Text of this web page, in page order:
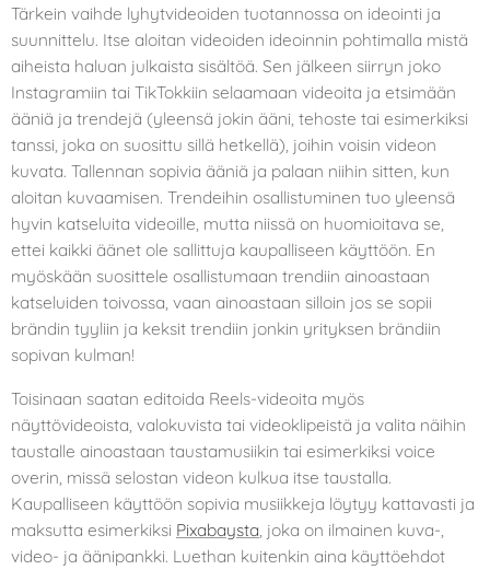
Tärkein vaihde lyhytvideoiden tuotannossa on ideointi ja
suunnittelu. Itse aloitan videoiden ideoinnin pohtimalla mistä
aiheista haluan julkaista sisältöä. Sen jälkeen siirryn joko
Instagramiin tai TikTokkiin selaamaan videoita ja etsimään
ääniä ja trendejä (yleensä jokin ääni, tehoste tai esimerkiksi
tanssi, joka on suosittu sillä hetkellä), joihin voisin videon
kuvata. Tallennan sopivia ääniä ja palaan niihin sitten, kun
aloitan kuvaamisen. Trendeihin osallistuminen tuo yleensä
hyvin katseluita videoille, mutta niissä on huomioitava se,
ettei kaikki äänet ole sallittuja kaupalliseen käyttöön. En
myöskään suosittele osallistumaan trendiin ainoastaan
katseluiden toivossa, vaan ainoastaan silloin jos se sopii
brändin tyyliin ja keksit trendiin jonkin yrityksen brändiin
sopivan kulman!
Toisinaan saatan editoida Reels-videoita myös
näyttövideoista, valokuvista tai videoklipeistä ja valita näihin
taustalle ainoastaan taustamusiikin tai esimerkiksi voice
overin, missä selostan videon kulkua itse taustalla.
Kaupalliseen käyttöön sopivia musiikkeja löytyy kattavasti ja
maksutta esimerkiksi Pixabaysta , joka on ilmainen kuva-,
video- ja äänipankki. Luethan kuitenkin aina käyttöehdot